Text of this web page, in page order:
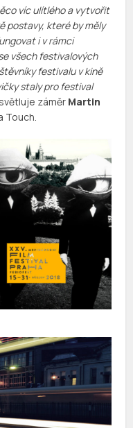
víc ulítlého a vytvořit
postavy, které by měly
i v rámci
všech festivalových
festivalu v kině
staly pro festival
záměr Martin
Touch.